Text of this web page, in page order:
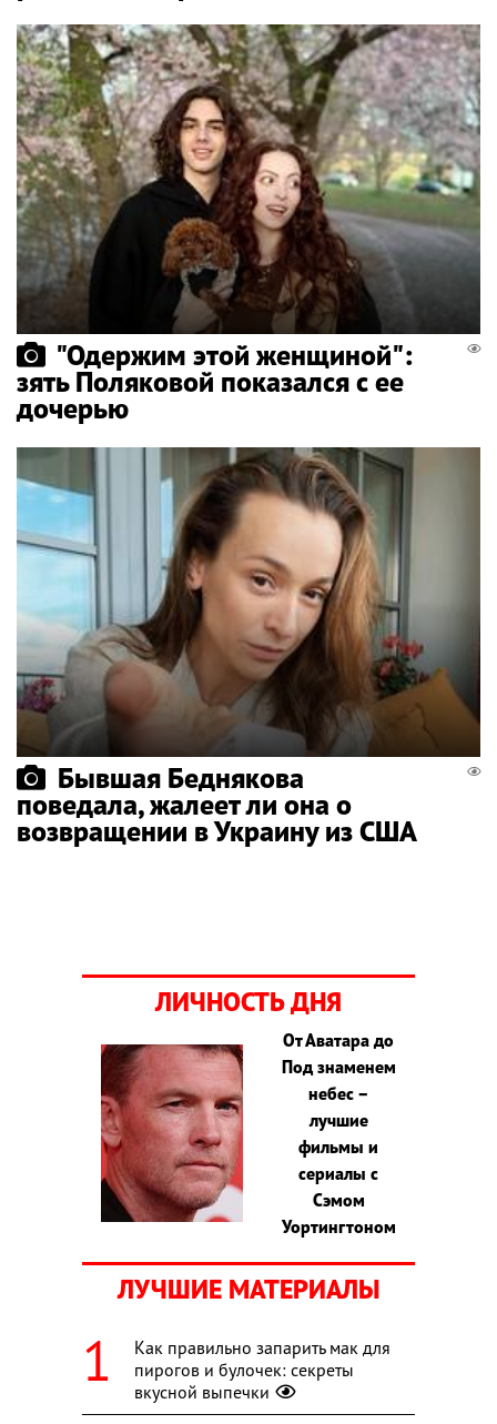
"Одержим этой женщиной":
зять Поляковой показался с ее
дочерью
Бывшая Беднякова
поведала, жалеет ли она о
возвращении в Украину из США
ЛИЧНОСТЬ ДНЯ
От Аватара до
Под знаменем
небес –
лучшие
фильмы и
сериалы с
Сэмом
Уортингтоном
ЛУЧШИЕ МАТЕРИАЛЫ
Как правильно запарить мак для
пирогов и булочек: секреты
вкусной выпечки